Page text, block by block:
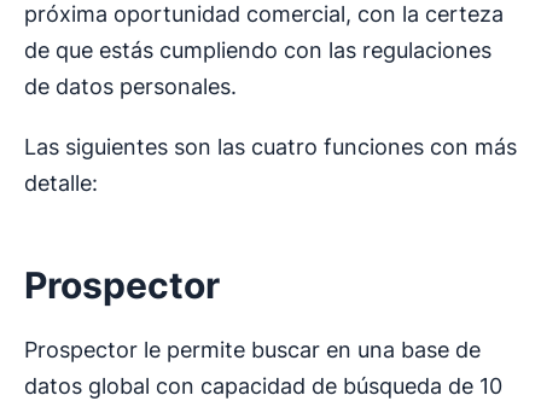
próxima oportunidad comercial, con la certeza
de que estás cumpliendo con las regulaciones
de datos personales.
Las siguientes son las cuatro funciones con más
detalle:
Prospector
Prospector le permite buscar en una base de
datos global con capacidad de búsqueda de 10